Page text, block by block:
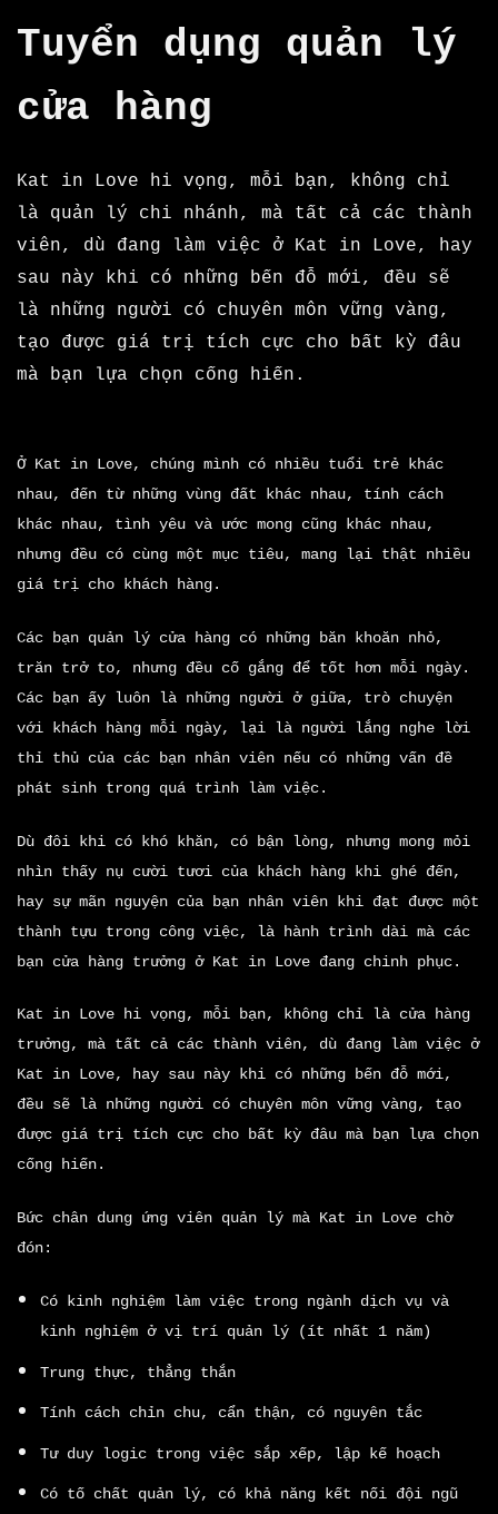
Tuyển dụng quản lý
cửa hàng
Kat in Love hi vọng, mỗi bạn, không chỉ
là quản lý chi nhánh, mà tất cả các thành
viên, dù đang làm việc ở Kat in Love, hay
sau này khi có những bến đỗ mới, đều sẽ
là những người có chuyên môn vững vàng,
tạo được giá trị tích cực cho bất kỳ đâu
mà bạn lựa chọn cống hiến.
Ở Kat in Love, chúng mình có nhiều tuổi trẻ khác
nhau, đến từ những vùng đất khác nhau, tính cách
khác nhau, tình yêu và ước mong cũng khác nhau,
nhưng đều có cùng một mục tiêu, mang lại thật nhiều
giá trị cho khách hàng.
Các bạn quản lý cửa hàng có những băn khoăn nhỏ,
trăn trở to, nhưng đều cố gắng để tốt hơn mỗi ngày.
Các bạn ấy luôn là những người ở giữa, trò chuyện
với khách hàng mỗi ngày, lại là người lắng nghe lời
thỉ thủ của các bạn nhân viên nếu có những vấn đề
phát sinh trong quá trình làm việc.
Dù đôi khi có khó khăn, có bận lòng, nhưng mong mỏi
nhìn thấy nụ cười tươi của khách hàng khi ghé đến,
hay sự mãn nguyện của bạn nhân viên khi đạt được một
thành tựu trong công việc, là hành trình dài mà các
bạn cửa hàng trưởng ở Kat in Love đang chinh phục.
Kat in Love hi vọng, mỗi bạn, không chỉ là cửa hàng
trưởng, mà tất cả các thành viên, dù đang làm việc ở
Kat in Love, hay sau này khi có những bến đỗ mới,
đều sẽ là những người có chuyên môn vững vàng, tạo
được giá trị tích cực cho bất kỳ đâu mà bạn lựa chọn
cống hiến.
Bức chân dung ứng viên quản lý mà Kat in Love chờ
đón:
Có kinh nghiệm làm việc trong ngành dịch vụ và
kinh nghiệm ở vị trí quản lý (ít nhất 1 năm)
Trung thực, thẳng thắn
Tính cách chỉn chu, cẩn thận, có nguyên tắc
Tư duy logic trong việc sắp xếp, lập kế hoạch
Có tố chất quản lý, có khả năng kết nối đội ngũ